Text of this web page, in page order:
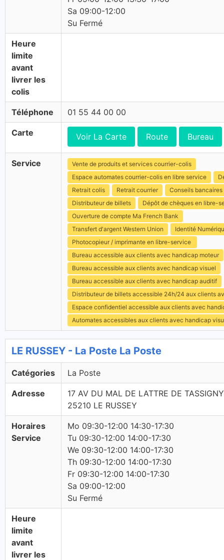
Sa 09:00-12:00
Su Fermé
Heure
limite
avant
livrer les
colis
Téléphone 01 55 44 00 00
Carte Voir La Carte Route Bureau
Service
Vente de produits et services courrier-colis
Espace automates courrier-colis en libre service
Retrait colis
Retrait courrier
Conseils bancaires
Distributeur de billets
Dépôt de chèques en libre-
Ouverture de compte Ma French Bank
Transfert d'argent Western Union
Identité
Photocopieur / imprimante en libre-service
Bureau accessible aux clients avec handicap moteur
Bureau accessible aux clients avec handicap visuel
Bureau accessible aux clients avec handicap auditif
Distributeur de billets accessible 24h/24 aux clients
Espace confidentiel accessible aux clients avec
Automates accessibles aux clients avec handicap
LE RUSSEY - La Poste La Poste
Catégories La Poste
Adresse
17 AV DU MAL DE LATTRE DE TASSIGNY
25210 LE RUSSEY
Horaires
Service
Mo 09:30-12:00 14:30-17:30
Tu 09:30-12:00 14:00-17:30
We 09:30-12:00 14:00-17:30
Th 09:30-12:00 14:00-17:30
Fr 09:30-12:00 14:00-17:30
Sa 09:00-12:00
Su Fermé
Heure
limite
avant
livrer les